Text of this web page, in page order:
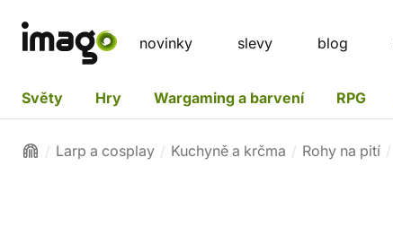
novinky slevy blog
Světy Hry Wargaming a barvení RPG
Larp a cosplay Kuchyně a krčma Rohy na pití